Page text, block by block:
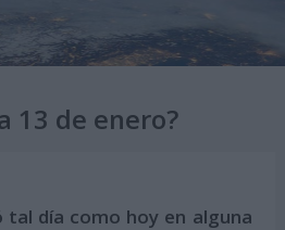
13 de enero?
tal día como hoy en alguna